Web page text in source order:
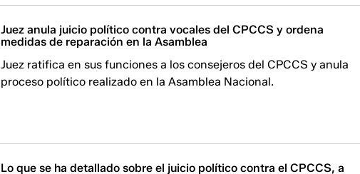
Juez anula juicio político contra vocales del CPCCS y ordena
medidas de reparación en la Asamblea
Juez ratifica en sus funciones a los consejeros del CPCCS y anula
proceso político realizado en la Asamblea Nacional.
Lo que se ha detallado sobre el juicio político contra el CPCCS, a